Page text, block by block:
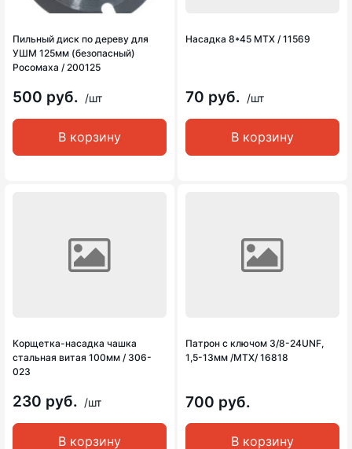
Пильный диск по дереву для
УШМ 125мм (безопасный)
Росомаха / 200125
500 руб. /шт
В корзину
Насадка 8*45 MTX / 11569
70 руб. /шт
В корзину
Корщетка-насадка чашка
стальная витая 100мм / 306-
023
230 руб. /шт
В корзину
Патрон с ключом 3/8-24UNF,
1,5-13мм /MTX/ 16818
700 руб.
В корзину